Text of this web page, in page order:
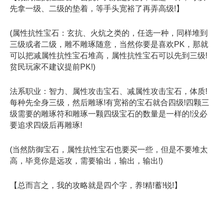
先拿一级、二级的垫着，等手头宽裕了再弄高级!】
(属性抗性宝石：玄抗、火炕之类的，任选一种，同样堆到
三级或者二级，雕不雕琢随意，当然你要是喜欢PK，那就
可以把减属性抗性宝石堆高，属性抗性宝石可以先到三级!
贫民玩家不建议提前PK!)
法系职业：智力、属性攻击宝石、减属性攻击宝石，体质!
每种先全身三级，然后雕琢!有宽裕的宝石就合四级!四颗三
级需要的雕琢符和雕琢一颗四级宝石的数量是一样的!没必
要追求四级后再雕琢!
(当然防御宝石，属性抗性宝石也要买一些，但是不要堆太
高，毕竟你是远攻，需要输出，输出，输出!)
【总而言之，我的攻略就是四个字，养!精!蓄!锐!】